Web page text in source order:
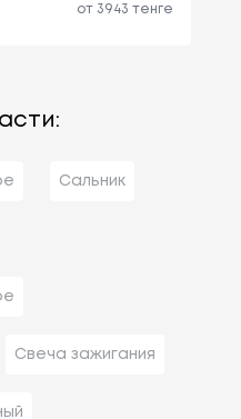
от 3943 тенге
Сальник
Свеча зажигания